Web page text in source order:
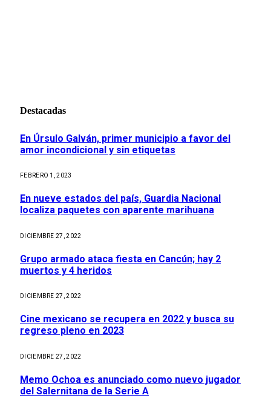
Destacadas
En Úrsulo Galván, primer municipio a favor del
amor incondicional y sin etiquetas
FEBRERO 1, 2023
En nueve estados del país, Guardia Nacional
localiza paquetes con aparente marihuana
DICIEMBRE 27, 2022
Grupo armado ataca fiesta en Cancún; hay 2
muertos y 4 heridos
DICIEMBRE 27, 2022
Cine mexicano se recupera en 2022 y busca su
regreso pleno en 2023
DICIEMBRE 27, 2022
Memo Ochoa es anunciado como nuevo jugador
del Salernitana de la Serie A